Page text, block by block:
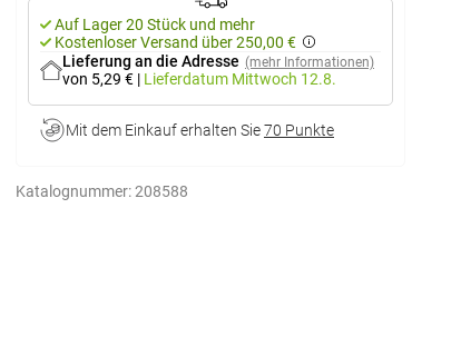
Auf Lager 20 Stück und mehr
Kostenloser Versand über 250,00 €
Lieferung an die Adresse (mehr Informationen)
von 5,29 € | Lieferdatum Mittwoch 12.8.
Mit dem Einkauf erhalten Sie70 Punkte
Katalognummer:208588